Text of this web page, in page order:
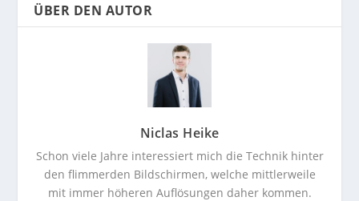
ÜBER DEN AUTOR
Niclas Heike
Schon viele Jahre interessiert mich die Technik hinter
den flimmerden Bildschirmen, welche mittlerweile
mit immer höheren Auflösungen daher kommen.